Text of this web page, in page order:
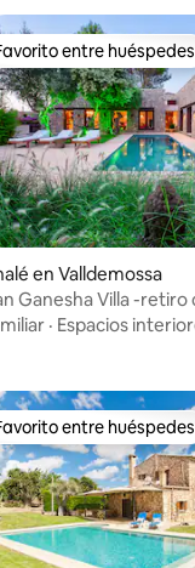
4.94 de 5, 125
entre huéspedes
entre huéspedes
en Valldemossa
Ganesha Villa -retiro
· Espacios
entre huéspedes
entre huéspedes